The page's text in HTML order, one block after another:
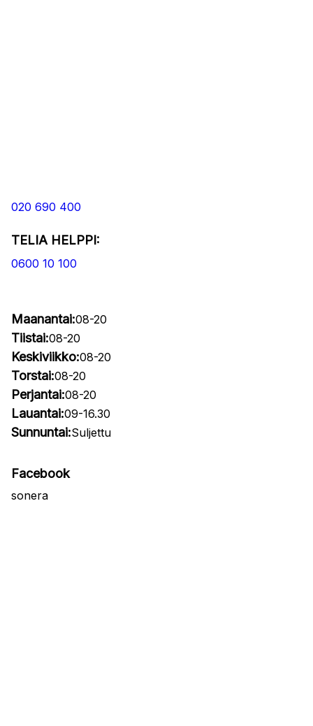
020 690 400
TELIA HELPPI:
0600 10 100
Maanantai:08-20
Tiistai:08-20
Keskiviikko:08-20
Torstai:08-20
Perjantai:08-20
Lauantai:09-16.30
Sunnuntai:Suljettu
Facebook
sonera